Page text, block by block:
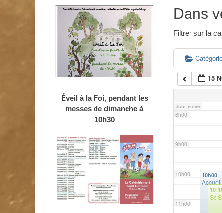
Dans
Filtrer sur la
15
Jour entier
6h00
7h00
8h00
9h00
10h00
11h00
10h00
Accueil
Éveil à la Foi, pendant les
messes de dimanche à
10h30